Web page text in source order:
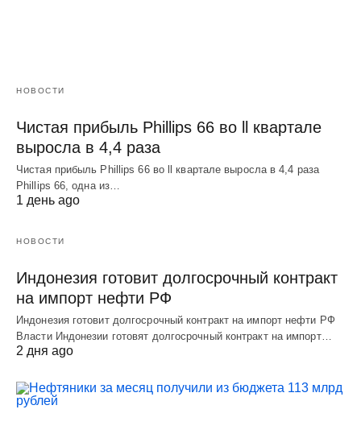
НОВОСТИ
Чистая прибыль Phillips 66 во ll квартале
выросла в 4,4 раза
Чистая прибыль Phillips 66 во ll квартале выросла в 4,4 раза
Phillips 66, одна из…
1 день ago
НОВОСТИ
Индонезия готовит долгосрочный контракт
на импорт нефти РФ
Индонезия готовит долгосрочный контракт на импорт нефти РФ
Власти Индонезии готовят долгосрочный контракт на импорт…
2 дня ago